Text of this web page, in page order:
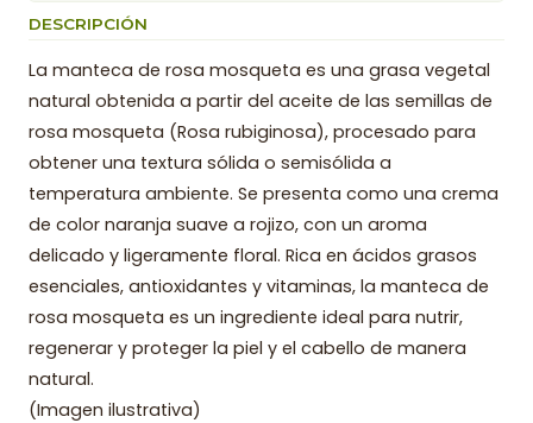
DESCRIPCIÓN
La manteca de rosa mosqueta es una grasa vegetal
natural obtenida a partir del aceite de las semillas de
rosa mosqueta (Rosa rubiginosa), procesado para
obtener una textura sólida o semisólida a
temperatura ambiente. Se presenta como una crema
de color naranja suave a rojizo, con un aroma
delicado y ligeramente floral. Rica en ácidos grasos
esenciales, antioxidantes y vitaminas, la manteca de
rosa mosqueta es un ingrediente ideal para nutrir,
regenerar y proteger la piel y el cabello de manera
natural.
(Imagen ilustrativa)